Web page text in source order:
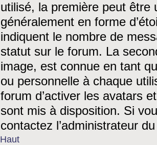
utilisé, la première peut être
généralement en forme
indiquent le nombre de
statut sur le forum. La
image, est connue en tant
ou personnelle à chaque
forum d’activer les avatars
sont mis à disposition. Si
contactez l’administrateur
Haut